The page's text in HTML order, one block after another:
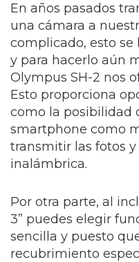
En años pasados
una cámara a
complicado, esto
y para hacerlo aún
Olympus SH-2 nos
Esto proporciona
como la posibilidad
smartphone como
transmitir las fotos
inalámbrica.
Por otra parte, al
3” puedes elegir
sencilla y puesto
recubrimiento